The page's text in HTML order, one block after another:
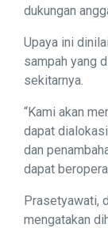
dukungan
Upaya ini
sampah yang
sekitarnya.
“Kami akan
dapat
dan
dapat
Prasetyawati,
mengatakan